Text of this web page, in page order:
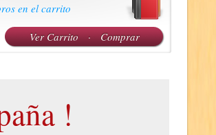
en el carrito
Ver Carrito · Comprar
!